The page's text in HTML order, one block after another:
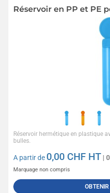
Réservoir en PP et PE
Réservoir hermétique en plastique
bulles.
A partir de 0,00 CHF HT |
Marquage non compris